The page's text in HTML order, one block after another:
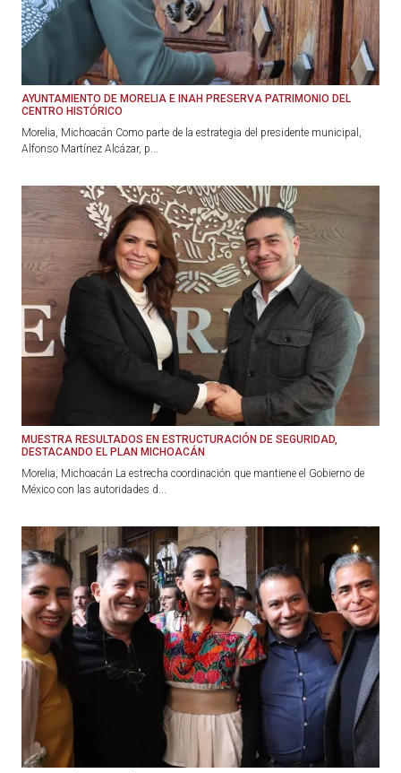
AYUNTAMIENTO DE MORELIA E INAH PRESERVA PATRIMONIO DEL
CENTRO HISTÓRICO
Morelia, Michoacán Como parte de la estrategia del presidente municipal,
Alfonso Martínez Alcázar, p...
MUESTRA RESULTADOS EN ESTRUCTURACIÓN DE SEGURIDAD,
DESTACANDO EL PLAN MICHOACÁN
Morelia, Michoacán La estrecha coordinación que mantiene el Gobierno de
México con las autoridades d...